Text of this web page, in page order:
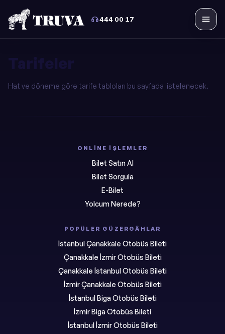
444 00 17
Tarifeler
Hat ve döneme göre tarife tabloları bu sayfada listelenecek.
ONLINE İŞLEMLER
Bilet Satın Al
Bilet Sorgula
E-Bilet
Yolcum Nerede?
POPÜLER GÜZERGÂHLAR
İstanbul Çanakkale Otobüs Bileti
Çanakkale İzmir Otobüs Bileti
Çanakkale İstanbul Otobüs Bileti
İzmir Çanakkale Otobüs Bileti
İstanbul Biga Otobüs Bileti
İzmir Biga Otobüs Bileti
İstanbul İzmir Otobüs Bileti